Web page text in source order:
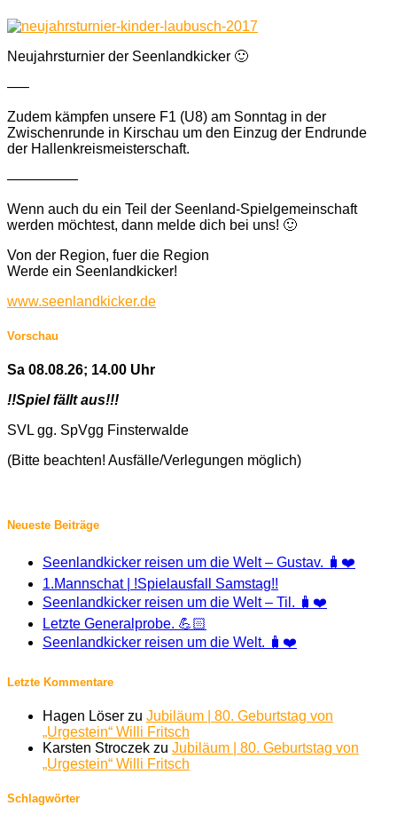
Neujahrsturnier der Seenlandkicker 🙂
—–
Zudem kämpfen unsere F1 (U8) am Sonntag in der
Zwischenrunde in Kirschau um den Einzug der Endrunde
der Hallenkreismeisterschaft.
—————
Wenn auch du ein Teil der Seenland-Spielgemeinschaft
werden möchtest, dann melde dich bei uns! 🙂
Von der Region, fuer die Region
Werde ein Seenlandkicker!
www.seenlandkicker.de
Vorschau
Sa 08.08.26; 14.00 Uhr
!!Spiel fällt aus!!!
SVL gg. SpVgg Finsterwalde
(Bitte beachten! Ausfälle/Verlegungen möglich)
Neueste Beiträge
Seenlandkicker reisen um die Welt – Gustav. 🧳❤️
1.Mannschat | !Spielausfall Samstag!!
Seenlandkicker reisen um die Welt – Til. 🧳❤️
Letzte Generalprobe. 💪🏻
Seenlandkicker reisen um die Welt. 🧳❤️
Letzte Kommentare
Hagen Löser zu Jubiläum | 80. Geburtstag von
„Urgestein“ Willi Fritsch
Karsten Stroczek zu Jubiläum | 80. Geburtstag von
„Urgestein“ Willi Fritsch
Schlagwörter